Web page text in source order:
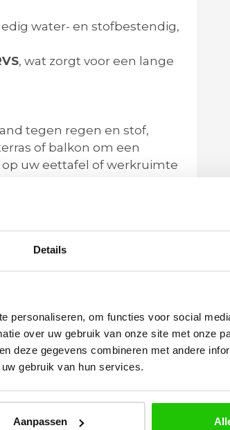
Details
personaliseren, om functies voor social
over uw gebruik van onze site met onze
deze gegevens combineren met andere
gebruik van hun services.
Aanpassen
water- en stofbestendig,
, wat zorgt voor een lange
tegen regen en stof,
of balkon om een
uw eettafel of werkruimte
zorgen ervoor dat deze
tafellamp niet
interieur of buitenruimte.
geniet u van een
van stijl, kwaliteit en
en een lamp die zowel
modern design die geen